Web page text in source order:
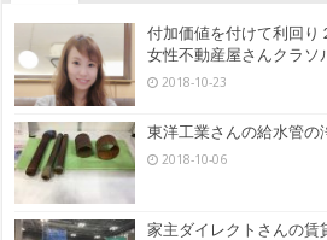
付加価値を付けて利回り
女性不動産屋さんクラソ
2018-10-23
東洋工業さんの給水管の
2018-10-06
家主ダイレクトさんの賃